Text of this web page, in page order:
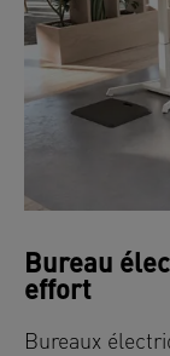
Bureau
effort
Bureaux